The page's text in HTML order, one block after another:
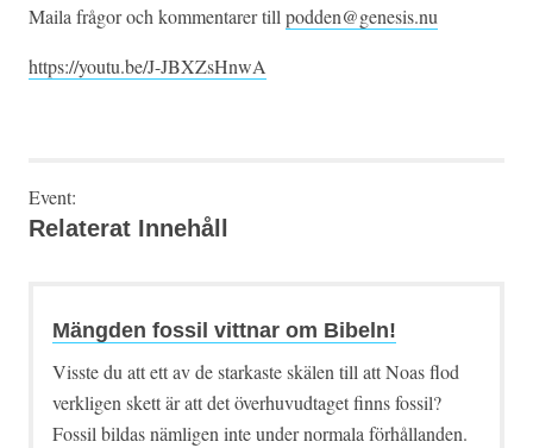
Maila frågor och kommentarer tillpodden@genesis.nu
https://youtu.be/J-JBXZsHnwA
Event:
Relaterat Innehåll
Mängden fossil vittnar om Bibeln!
Visste du att ett av de starkaste skälen till att Noas flod
verkligen skett är att det överhuvudtaget finns fossil?
Fossil bildas nämligen inte under normala förhållanden.